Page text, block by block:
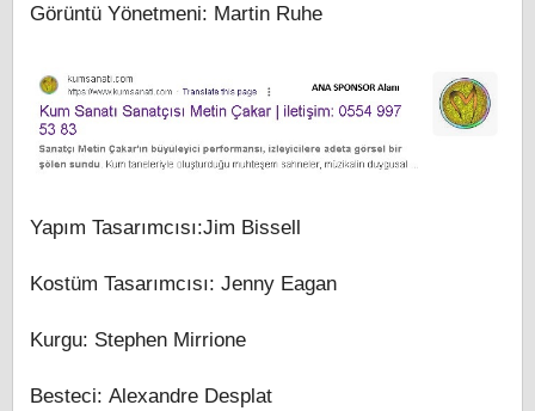
Görüntü Yönetmeni: Martin Ruhe
Yapım Tasarımcısı:Jim Bissell
Kostüm Tasarımcısı: Jenny Eagan
Kurgu: Stephen Mirrione
Besteci: Alexandre Desplat